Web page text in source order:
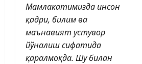
Мамлакатимизда инсон
қадри, билим ва
маънавият устувор
йўналиш сифатида
қаралмоқда. Шу билан